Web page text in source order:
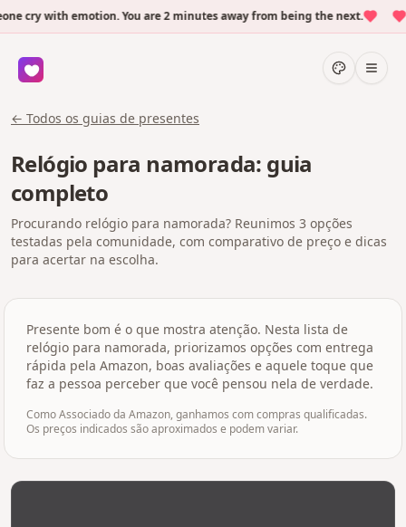
cry with emotion. You are 2 minutes away from being the next.
← Todos os guias de presentes
Relógio para namorada: guia
completo
Procurando relógio para namorada? Reunimos 3 opções
testadas pela comunidade, com comparativo de preço e dicas
para acertar na escolha.
Presente bom é o que mostra atenção. Nesta lista de
relógio para namorada, priorizamos opções com entrega
rápida pela Amazon, boas avaliações e aquele toque que
faz a pessoa perceber que você pensou nela de verdade.
Como Associado da Amazon, ganhamos com compras qualificadas.
Os preços indicados são aproximados e podem variar.